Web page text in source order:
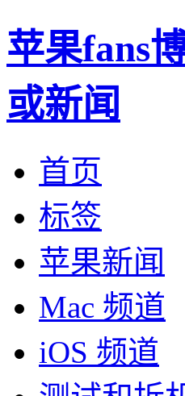
苹果fans
或新闻
首页
标签
苹果新闻
Mac 频道
iOS 频道